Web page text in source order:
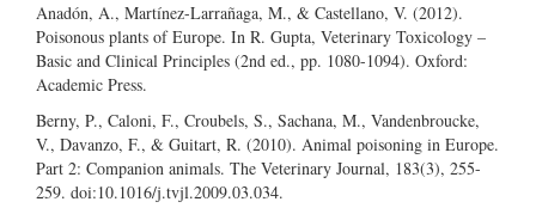
Anadón, A., Martínez-Larrañaga, M., & Castellano, V. (2012).
Poisonous plants of Europe. In R. Gupta, Veterinary Toxicology –
Basic and Clinical Principles (2nd ed., pp. 1080-1094). Oxford:
Academic Press.
Berny, P., Caloni, F., Croubels, S., Sachana, M., Vandenbroucke,
V., Davanzo, F., & Guitart, R. (2010). Animal poisoning in Europe.
Part 2: Companion animals. The Veterinary Journal, 183(3), 255-
259. doi:10.1016/j.tvjl.2009.03.034.